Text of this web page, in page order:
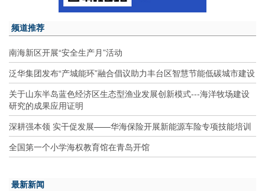
频道推荐
南海新区开展“安全生产月”活动
泛华集团发布“产城能环”融合倡议助力丰台区智慧节能低碳城市建设
关于山东半岛蓝色经济区生态型渔业发展创新模式---海洋牧场建设
研究的成果应用证明
深耕强本领 实干促发展——华海保险开展新能源车险专项技能培训
全国第一个小学海权教育馆在青岛开馆
最新新闻